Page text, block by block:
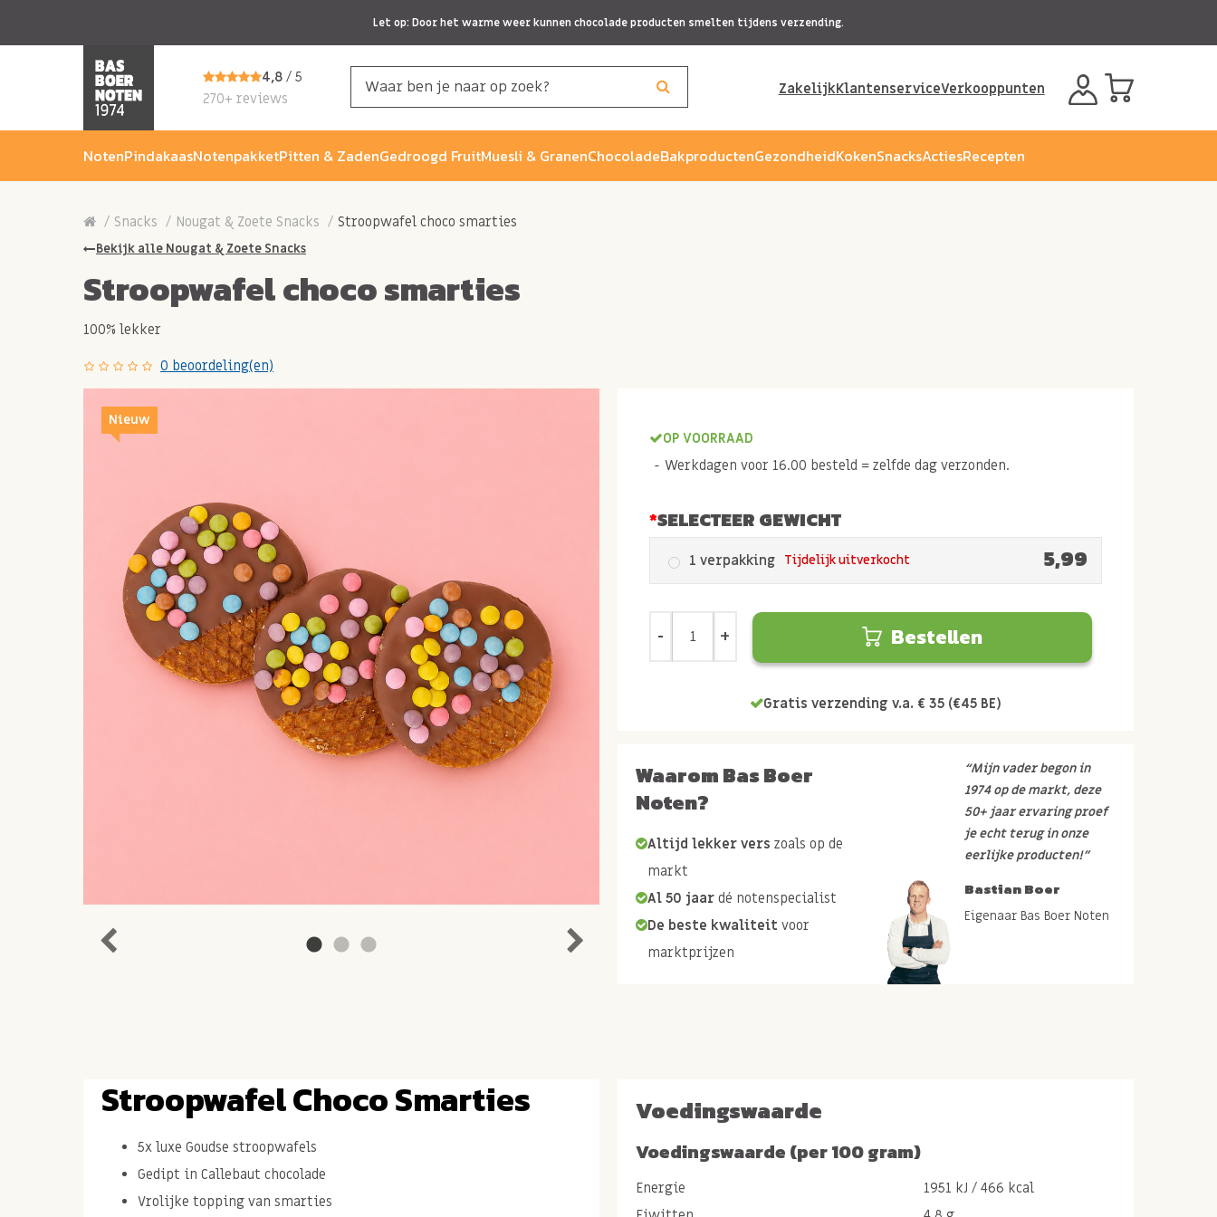
Let op: Door het warme weer kunnen chocolade producten smelten tijdens verzending.
4,8/ 5
270+ reviews
ZakelijkKlantenserviceVerkooppunten
NotenPindakaasNotenpakketPitten & ZadenGedroogd FruitMuesli & GranenChocoladeBakproductenGezondheidKokenSnacksActiesRecepten
Snacks Nougat & Zoete Snacks Stroopwafel choco smarties
Bekijk alle Nougat & Zoete Snacks
Stroopwafel choco smarties
100% lekker
0 beoordeling(en)
Nieuw
OP VOORRAAD
Werkdagen voor 16.00 besteld = zelfde dag verzonden.
SELECTEER GEWICHT
1 verpakking Tijdelijk uitverkocht 5,99
Bestellen
Gratis verzending v.a. € 35 (€45 BE)
Waarom Bas Boer
Noten?
Altijd lekker vers zoals op de
markt
Al 50 jaar dé notenspecialist
De beste kwaliteit voor
marktprijzen
“Mijn vader begon in
1974 op de markt, deze
50+ jaar ervaring proef
je echt terug in onze
eerlijke producten!”
Bastian Boer
Eigenaar Bas Boer Noten
Stroopwafel Choco Smarties
5x luxe Goudse stroopwafels
Gedipt in Callebaut chocolade
Vrolijke topping van smarties
Voedingswaarde
Voedingswaarde (per 100 gram)
Energie
1951 kJ / 466 kcal